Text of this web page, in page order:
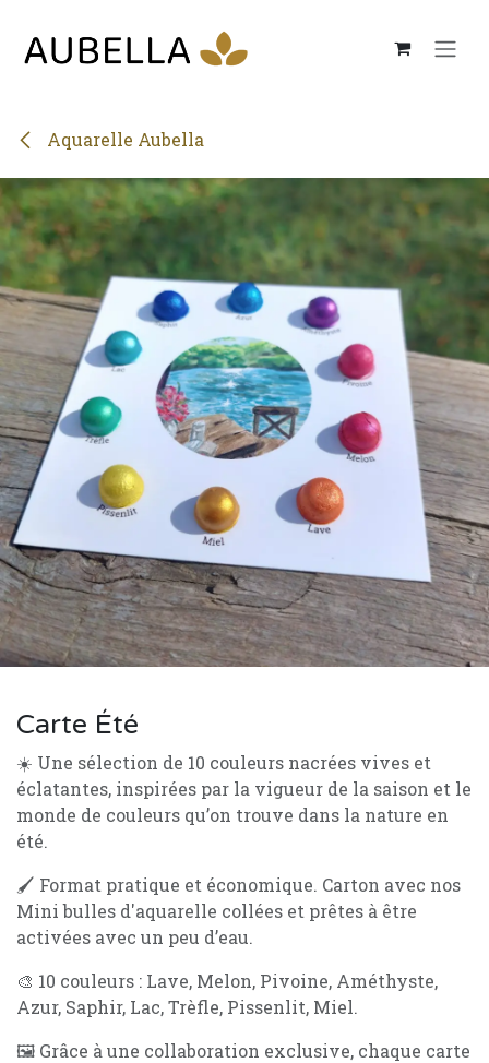
Aquarelle Aubella
Carte Été
☀️ Une sélection de 10 couleurs nacrées vives et
éclatantes, inspirées par la vigueur de la saison et le
monde de couleurs qu’on trouve dans la nature en
été.
🖌️ Format pratique et économique. Carton avec nos
Mini bulles d'aquarelle collées et prêtes à être
activées avec un peu d’eau.
🎨 10 couleurs : Lave, Melon, Pivoine, Améthyste,
Azur, Saphir, Lac, Trèfle, Pissenlit, Miel.
🖼️ Grâce à une collaboration exclusive, chaque carte